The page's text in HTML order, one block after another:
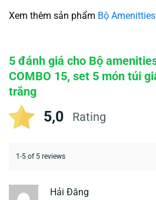
Xem thêm sản phẩm Bộ
5 đánh giá cho Bộ
COMBO 15, set 5 món túi
trắng
5,0 Rating
1-5 of 5 reviews
Hải Đăng